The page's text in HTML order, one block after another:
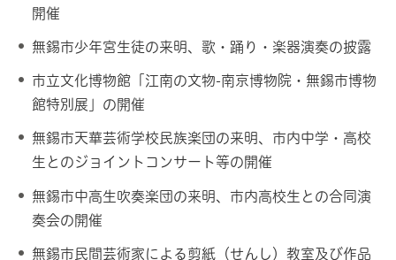
開催
無錫市少年宮生徒の来明、歌・踊り・楽器演奏の披露
市立文化博物館「江南の文物-南京博物院・無錫市博物
館特別展」の開催
無錫市天華芸術学校民族楽団の来明、市内中学・高校
生とのジョイントコンサート等の開催
無錫市中高生吹奏楽団の来明、市内高校生との合同演
奏会の開催
無錫市民間芸術家による剪紙（せんし）教室及び作品